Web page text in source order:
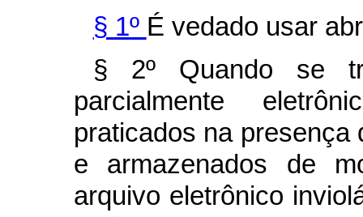
§ 1º É vedado usar
§ 2º Quando se
parcialmente
praticados na presença
e armazenados de
arquivo eletrônico